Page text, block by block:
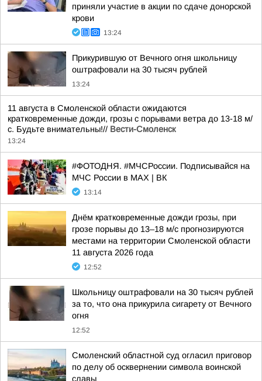
приняли участие в акции по сдаче донорской
крови
13:24
Прикурившую от Вечного огня школьницу
оштрафовали на 30 тысяч рублей
13:24
11 августа в Смоленской области ожидаются
кратковременные дожди, грозы с порывами ветра до 13-18 м/
с. Будьте внимательны!// Вести-Смоленск
13:24
#ФОТОДНЯ. #МЧСРоссии. Подписывайся на
МЧС России в MAX | ВК
13:14
Днём кратковременные дожди грозы, при
грозе порывы до 13–18 м/с прогнозируются
местами на территории Смоленской области
11 августа 2026 года
12:52
Школьницу оштрафовали на 30 тысяч рублей
за то, что она прикурила сигарету от Вечного
огня
12:52
Смоленский областной суд огласил приговор
по делу об осквернении символа воинской
славы